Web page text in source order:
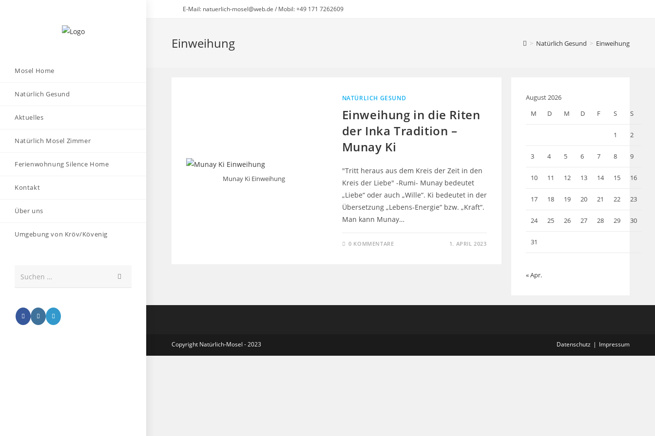
E-Mail: natuerlich-mosel@web.de / Mobil: +49 171 7262609
Mosel Home
Natürlich Gesund
Aktuelles
Natürlich Mosel Zimmer
Ferienwohnung Silence Home
Kontakt
Über uns
Umgebung von Kröv/Kövenig
Suchen …
Einweihung > Natürlich Gesund > Einweihung
Munay Ki Einweihung
NATÜRLICH GESUND
Einweihung in die Riten
der Inka Tradition –
Munay Ki
"Tritt heraus aus dem Kreis der Zeit in den
Kreis der Liebe" -Rumi- Munay bedeutet
„Liebe“ oder auch „Wille“. Ki bedeutet in der
Übersetzung „Lebens-Energie“ bzw. „Kraft“.
Man kann Munay…
0 KOMMENTARE 1. APRIL 2023
August 2026
M
D M D F S S
1 2
3 4 5 6 7 8 9
10 11 12 13 14 15 16
17 18 19 20 21 22 23
24 25 26 27 28 29 30
31
« Apr.
Datenschutz Impressum
Copyright Natürlich-Mosel - 2023